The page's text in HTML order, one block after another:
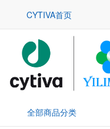
CYTIVA首页
全部商品分类